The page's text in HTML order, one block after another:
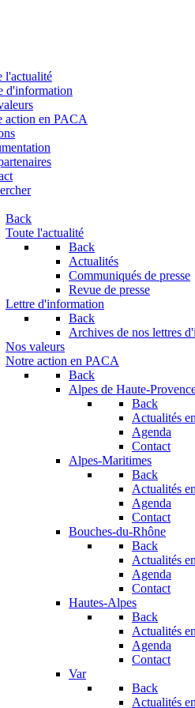
l'actualité
d'information
action en PACA
Back
Toute l'actualité
Back
Actualités
Communiqués de presse
Revue de presse
Lettre d'information
Back
Archives de nos lettres
Nos valeurs
Notre action en PACA
Back
Alpes de Haute-
Back
Actualités
Agenda
Contact
Alpes-Maritimes
Back
Actualités
Agenda
Contact
Bouches-du-Rhône
Back
Actualités
Agenda
Contact
Hautes-Alpes
Back
Actualités
Agenda
Contact
Var
Back
Actualités